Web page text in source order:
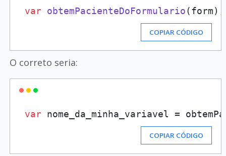
var obtemPacienteDoFormulario(form)
COPIAR CÓDIGO
O correto seria:
var nome_da_minha_variavel =
COPIAR CÓDIGO